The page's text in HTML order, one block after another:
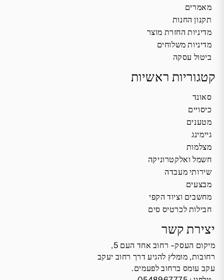
מאמרים
תקנון החנות
מדיניות החזרת מוצר
מדיניות משלוחים
ביטול עסקה
קטגוריות ראשיות
סאונד
כיסויים
מטענים
גיימינג
מצלמות
חשמל ואלקטרוניקה
שירותי מעבדה
מבצעים
מחשבים וציוד הקפי
חבילות לכרטיס סים
יצירת קשר
מיקום העסק- רחוב אחד העם 5,
רחובות, מומלץ להגיע דרך רחוב יעקב
עקב עומס ברחוב לפעמים.